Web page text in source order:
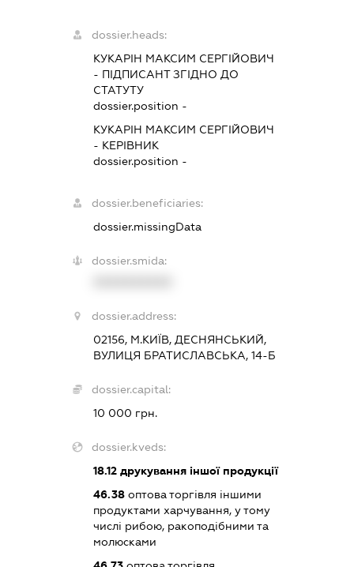
dossier.heads:
КУКАРІН МАКСИМ СЕРГІЙОВИЧ
- ПІДПИСАНТЗГІДНО ДО
СТАТУТУ
dossier.position -
КУКАРІН МАКСИМ СЕРГІЙОВИЧ
- КЕРІВНИК
dossier.position -
dossier.beneficiaries:
dossier.missingData
dossier.smida:
dossier.address:
02156, М.КИЇВ, ДЕСНЯНСЬКИЙ,
ВУЛИЦЯ БРАТИСЛАВСЬКА, 14-Б
dossier.capital:
10 000 грн.
dossier.kveds:
18.12 друкування іншої продукції
46.38 оптова торгівля іншими
продуктами харчування, у тому
числі рибою, ракоподібними та
молюсками